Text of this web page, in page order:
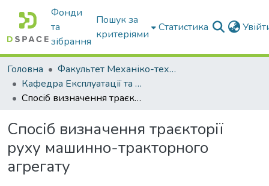
Фонди
та
зібрання
Пошук за
критеріями
Статистика
Головна
Факультет Механіко-технологічний
Кафедра Експлуатації та технічного сервісу машин
Спосіб визначення траєкторії руху машинно-тракторного агрегату
Спосіб визначення траєкторії
руху машинно-тракторного
агрегату